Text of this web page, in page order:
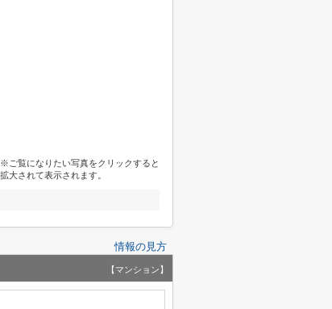
※ご覧になりたい写真をクリックすると
拡大されて表示されます。
情報の見方
【マンション】